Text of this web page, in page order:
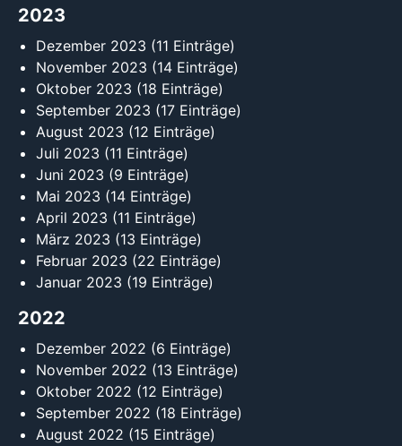
2023
Dezember 2023 (11 Einträge)
November 2023 (14 Einträge)
Oktober 2023 (18 Einträge)
September 2023 (17 Einträge)
August 2023 (12 Einträge)
Juli 2023 (11 Einträge)
Juni 2023 (9 Einträge)
Mai 2023 (14 Einträge)
April 2023 (11 Einträge)
März 2023 (13 Einträge)
Februar 2023 (22 Einträge)
Januar 2023 (19 Einträge)
2022
Dezember 2022 (6 Einträge)
November 2022 (13 Einträge)
Oktober 2022 (12 Einträge)
September 2022 (18 Einträge)
August 2022 (15 Einträge)